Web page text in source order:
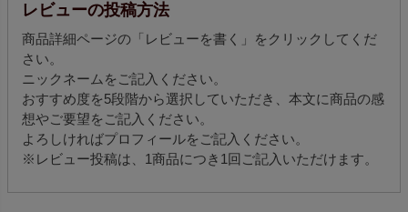
レビューの投稿方法
商品詳細ページの「レビューを書く」をクリックしてくだ
さい。
ニックネームをご記入ください。
おすすめ度を5段階から選択していただき、本文に商品の感
想やご要望をご記入ください。
よろしければプロフィールをご記入ください。
※レビュー投稿は、1商品につき1回ご記入いただけます。